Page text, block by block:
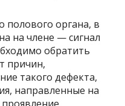
полового органа, в
на члене — сигнал
обратить
причин,
такого дефекта,
направленные на